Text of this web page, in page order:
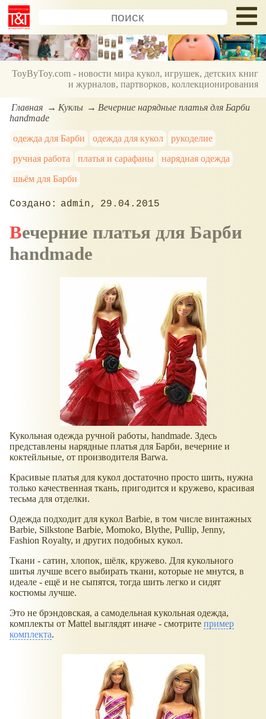
ToyByToy.com - новости мира кукол, игрушек, детских книг
и журналов, партворков, коллекционирования
Главная Куклы
Вечерние нарядные платья для Барби
handmade
одежда для Барби
одежда для кукол
рукоделие
ручная работа
платья и сарафаны
нарядная одежда
шьём для Барби
admin 29.04.2015
Вечерние платья для Барби
handmade
Кукольная одежда ручной работы, handmade. Здесь
представлены нарядные платья для Барби, вечерние и
коктейльные, от производителя Barwa.
Красивые платья для кукол достаточно просто шить, нужна
только качественная ткань, пригодится и кружево, красивая
тесьма для отделки.
Одежда подходит для кукол Barbie, в том числе винтажных
Barbie, Silkstone Barbie, Momoko, Blythe, Pullip, Jenny,
Fashion Royalty, и других подобных кукол.
Ткани - сатин, хлопок, шёлк, кружево. Для кукольного
шитья лучше всего выбирать ткани, которые не мнутся, в
идеале - ещё и не сыпятся, тогда шить легко и сидят
костюмы лучше.
Это не брэндовская, а самодельная кукольная одежда,
комплекты от Mattel выглядят иначе - смотрите пример
комплекта.